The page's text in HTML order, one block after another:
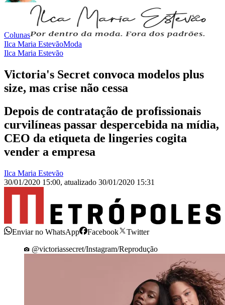
Colunas
Ilca Maria EstevãoModa
Ilca Maria Estevão
Victoria's Secret convoca modelos plus
size, mas crise não cessa
Depois de contratação de profissionais
curvilíneas passar despercebida na mídia,
CEO da etiqueta de lingeries cogita
vender a empresa
Ilca Maria Estevão
30/01/2020 15:00, atualizado 30/01/2020 15:31
Enviar no WhatsApp Facebook
Twitter
@victoriassecret/Instagram/Reprodução